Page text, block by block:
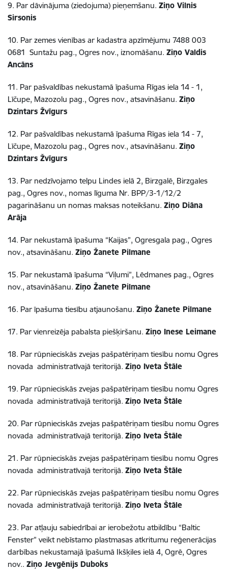
9. Par dāvinājuma (ziedojuma) pieņemšanu. Ziņo Vilnis
Sirsonis
10. Par zemes vienības ar kadastra apzīmējumu 7488 003
0681 Suntažu pag., Ogres nov., iznomāšanu. Ziņo Valdis
Ancāns
11. Par pašvaldības nekustamā īpašuma Rīgas iela 14 - 1,
Līčupe, Mazozolu pag., Ogres nov., atsavināšanu. Ziņo
Dzintars Žvīgurs
12. Par pašvaldības nekustamā īpašuma Rīgas iela 14 - 7,
Līčupe, Mazozolu pag., Ogres nov., atsavināšanu. Ziņo
Dzintars Žvīgurs
13. Par nedzīvojamo telpu Lindes ielā 2, Birzgalē, Birzgales
pag., Ogres nov., nomas līguma Nr. BPP/3-1/12/2
pagarināšanu un nomas maksas noteikšanu. Ziņo Diāna
Arāja
14. Par nekustamā īpašuma “Kaijas”, Ogresgala pag., Ogres
nov., atsavināšanu. Ziņo Žanete Pilmane
15. Par nekustamā īpašuma “Viļumi”, Lēdmanes pag., Ogres
nov., atsavināšanu. Ziņo Žanete Pilmane
16. Par īpašuma tiesību atjaunošanu. Ziņo Žanete Pilmane
17. Par vienreizēja pabalsta piešķiršanu. Ziņo Inese Leimane
18. Par rūpnieciskās zvejas pašpatēriņam tiesību nomu Ogres
novada administratīvajā teritorijā. Ziņo Iveta Štāle
19. Par rūpnieciskās zvejas pašpatēriņam tiesību nomu Ogres
novada administratīvajā teritorijā. Ziņo Iveta Štāle
20. Par rūpnieciskās zvejas pašpatēriņam tiesību nomu Ogres
novada administratīvajā teritorijā. Ziņo Iveta Štāle
21. Par rūpnieciskās zvejas pašpatēriņam tiesību nomu Ogres
novada administratīvajā teritorijā. Ziņo Iveta Štāle
22. Par rūpnieciskās zvejas pašpatēriņam tiesību nomu Ogres
novada administratīvajā teritorijā. Ziņo Iveta Štāle
23. Par atļauju sabiedrībai ar ierobežotu atbildību “Baltic
Fenster” veikt nebīstamo plastmasas atkritumu reģenerācijas
darbības nekustamajā īpašumā Ikšķiles ielā 4, Ogrē, Ogres
nov.. Ziņo Jevgēnijs Duboks